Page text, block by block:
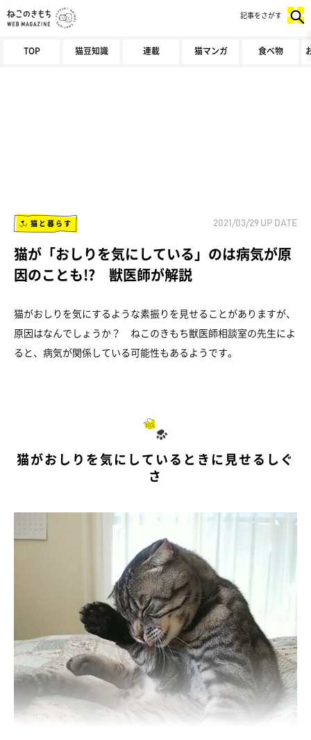
TOP 猫豆知識 連載 猫マンガ 食べ物
記事をさがす
猫と暮らす 2021/03/29 UP DATE
猫が「おしりを気にしている」のは病気が原
因のことも!? 獣医師が解説
猫がおしりを気にするような素振りを見せることがありますが、
原因はなんでしょうか？ ねこのきもち獣医師相談室の先生によ
ると、病気が関係している可能性もあるようです。
猫がおしりを気にしているときに見せるしぐ
さ